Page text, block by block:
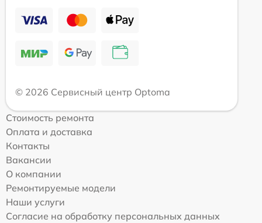
© 2026 Сервисный центр Optoma
Стоимость ремонта
Оплата и доставка
Контакты
Вакансии
О компании
Ремонтируемые модели
Наши услуги
Согласие на обработку персональных данных